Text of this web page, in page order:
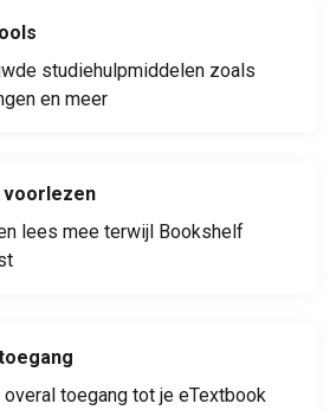
studiehulpmiddelen zoals
en meer
voorlezen
lees mee terwijl Bookshelf
toegang tot je eTextbook